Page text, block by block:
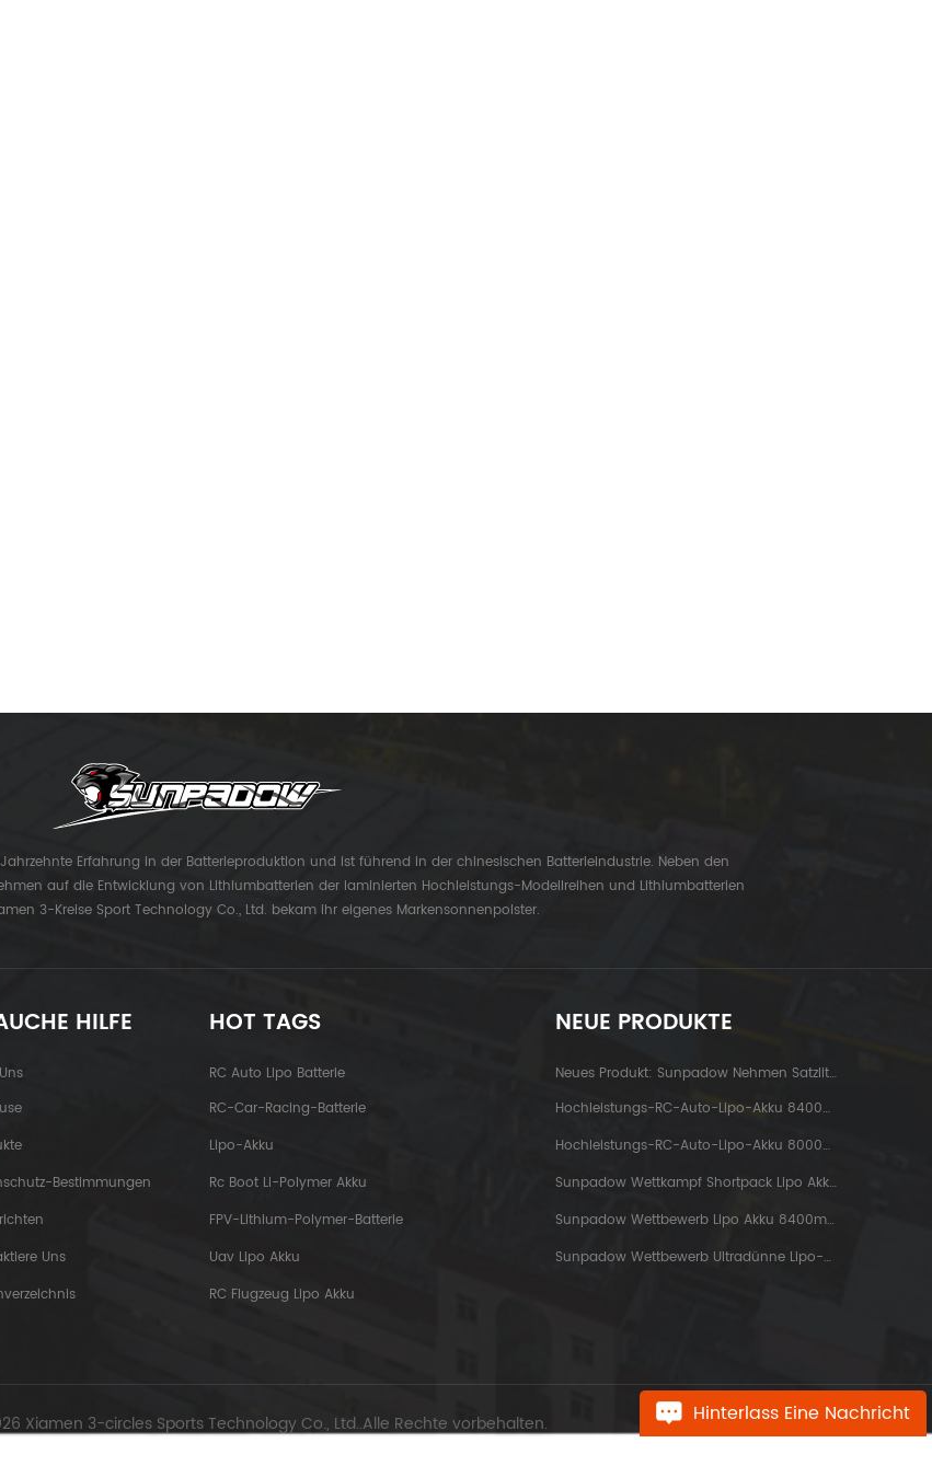
Erfahrung in der Batterieproduktion und ist führend in der chinesischen Batterieindustrie. Neben den
auf die Entwicklung von Lithiumbatterien der laminierten Hochleistungs-Modellreihen und Lithiumbatterien
3-Kreise Sport Technology Co., Ltd. bekam ihr eigenes Markensonnenpolster.
HILFE
Bestimmungen
Uns
HOT TAGS
RC Auto Lipo Batterie
RC-Car-Racing-Batterie
Lipo-Akku
Rc Boot Li-Polymer Akku
FPV-Lithium-Polymer-Batterie
Uav Lipo Akku
RC Flugzeug Lipo Akku
NEUE PRODUKTE
Neues Produkt: Sunpadow Nehmen Satzlithiumbatterie 5200mah-7.4v-2s2p Platin Ab
Hochleistungs-RC-Auto-Lipo-Akku 8400mah-7.6v-2s2p Blue Label
Hochleistungs-RC-Auto-Lipo-Akku 8000mah-3.8v-1s2p Blue Label
Sunpadow Wettkampf Shortpack Lipo Akku 3800mah-7.4v-2s1p
Sunpadow Wettbewerb Lipo Akku 8400mah-7.4v-2s2p
Sunpadow Wettbewerb Ultradünne Lipo-Batterie 5300mah-7.4v-2s1p
Xiamen 3-circles Sports Technology Co., Ltd..Alle Rechte vorbehalten. Hinterlass Eine Nachricht